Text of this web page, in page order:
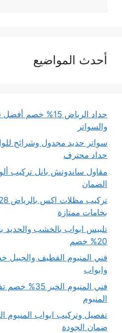
أحدث المواضيع
حداد الرياض 15%
والسواتر
حداد محترف
الضمان
بخامات ممتازة
تلبيس ابواب بالخشب والحديد
20% خصم
وابواب
فني المنيوم
المنيوم
ضمان الجودة